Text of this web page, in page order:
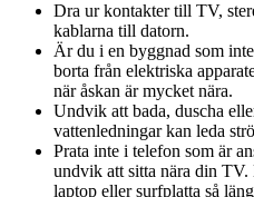
Dra ur kontakter till TV,
kablarna till datorn.
Är du i en byggnad som
borta från elektriska
när åskan är mycket nära.
Undvik att bada, duscha
vattenledningar kan leda
Prata inte i telefon som är
undvik att sitta nära din
laptop eller surfplatta så